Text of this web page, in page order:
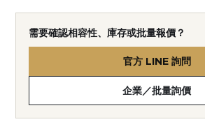
需要確認相容性、庫存或批量報價？
官方 LINE 詢問
企業／批量詢價